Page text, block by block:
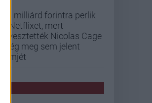
33 milliárd forintra perlik
a Netflixet, mert
elvesztették Nicolas Cage
még meg sem jelent
filmjét